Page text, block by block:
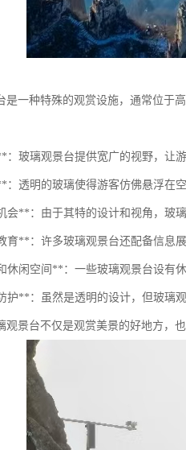
是一种特殊的观赏设施，通常位于
：玻璃观景台提供宽广的视野，让
：透明的玻璃使得游客仿佛悬浮在
会**：由于其特的设计和视角，玻
育**：许多玻璃观景台还配备信息
休闲空间**：一些玻璃观景台设有
护**：虽然是透明的设计，但玻璃
观景台不仅是观赏美景的好地方，